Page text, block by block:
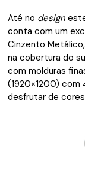
Até no design
conta com um
Cinzento
na cobertura do
com molduras
(1920×1200) com
desfrutar de